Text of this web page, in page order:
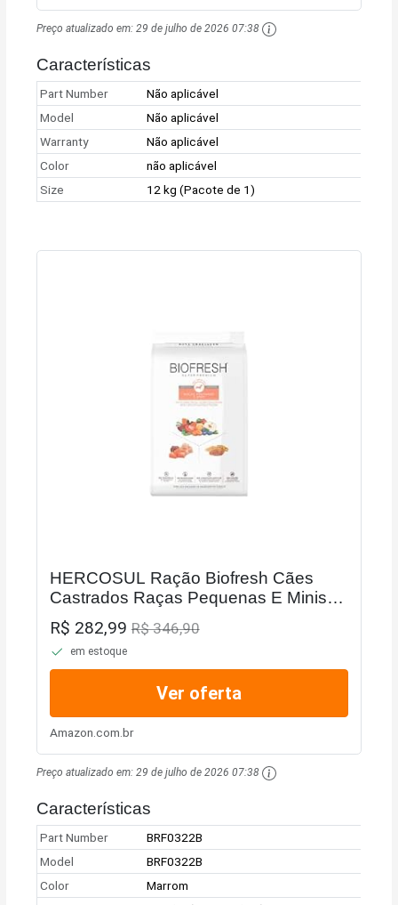
Preço atualizado em:29 de julho de 2026 07:38
Características
Part Number
Não aplicável
Model
Não aplicável
Warranty
Não aplicável
Color
não aplicável
Size
12 kg (Pacote de 1)
HERCOSUL Ração Biofresh Cães
Castrados Raças Pequenas E Minis
10 1 Kg
R$ 282,99R$ 346,90
em estoque
Ver oferta
Amazon.com.br
Preço atualizado em:29 de julho de 2026 07:38
Características
Part Number
BRF0322B
Model
BRF0322B
Color
Marrom